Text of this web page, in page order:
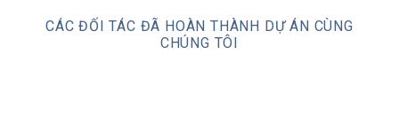
CÁC ĐỐI TÁC ĐÃ HOÀN THÀNH DỰ ÁN CÙNG
CHÚNG TÔI